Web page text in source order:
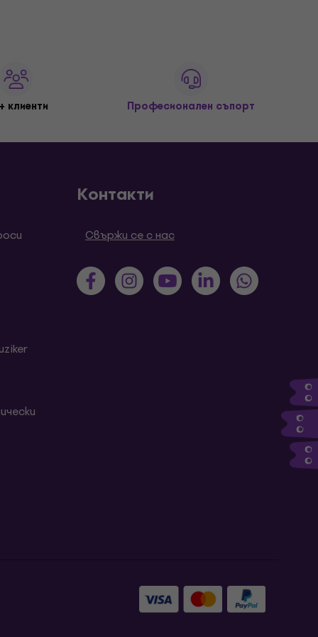
клиенти Професионален съпорт
Контакти
Свържи се с нас